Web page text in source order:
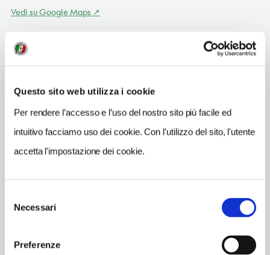
Questo sito web utilizza i cookie
Per rendere l’accesso e l’uso del nostro sito più facile ed
intuitivo facciamo uso dei cookie. Con l'utilizzo del sito, l'utente
accetta l'impostazione dei cookie.
delNecessari
Preferenze
Vedi su Google Maps
INDIRIZZO
via della Pergolana 9 - 37017
Veneto IT
SITO WEB
www.cortevalier.com
INDIRIZZO EMAIL
0456471210
84